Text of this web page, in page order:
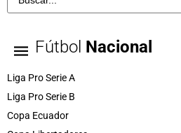
Fútbol Nacional
Liga Pro Serie A
Liga Pro Serie B
Copa Ecuador